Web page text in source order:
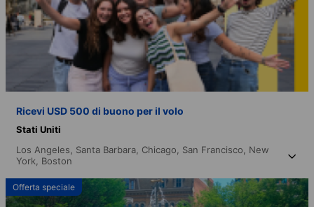
Ricevi USD 500 di buono per il volo
Stati Uniti
Los Angeles, Santa Barbara, Chicago, San Francisco, New
York, Boston
Offerta speciale